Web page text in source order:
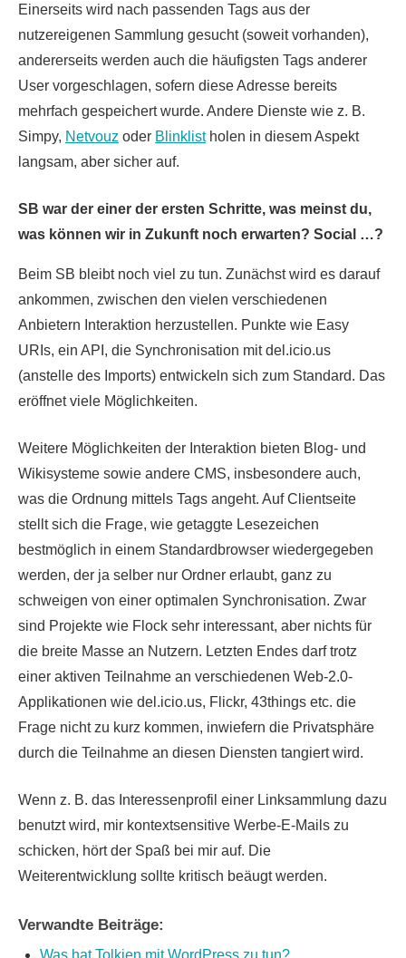
Einerseits wird nach passenden Tags aus der
nutzereigenen Sammlung gesucht (soweit vorhanden),
andererseits werden auch die häufigsten Tags anderer
User vorgeschlagen, sofern diese Adresse bereits
mehrfach gespeichert wurde. Andere Dienste wie z. B.
Simpy, Netvouz oder Blinklistholen in diesem Aspekt
langsam, aber sicher auf.
SB war der einer der ersten Schritte, was meinst du,
was können wir in Zukunft noch erwarten? Social …?
Beim SB bleibt noch viel zu tun. Zunächst wird es darauf
ankommen, zwischen den vielen verschiedenen
Anbietern Interaktion herzustellen. Punkte wie Easy
URIs, ein API, die Synchronisation mit del.icio.us
(anstelle des Imports) entwickeln sich zum Standard. Das
eröffnet viele Möglichkeiten.
Weitere Möglichkeiten der Interaktion bieten Blog- und
Wikisysteme sowie andere CMS, insbesondere auch,
was die Ordnung mittels Tags angeht. Auf Clientseite
stellt sich die Frage, wie getaggte Lesezeichen
bestmöglich in einem Standardbrowser wiedergegeben
werden, der ja selber nur Ordner erlaubt, ganz zu
schweigen von einer optimalen Synchronisation. Zwar
sind Projekte wie Flock sehr interessant, aber nichts für
die breite Masse an Nutzern. Letzten Endes darf trotz
einer aktiven Teilnahme an verschiedenen Web-2.0-
Applikationen wie del.icio.us, Flickr, 43things etc. die
Frage nicht zu kurz kommen, inwiefern die Privatsphäre
durch die Teilnahme an diesen Diensten tangiert wird.
Wenn z. B. das Interessenprofil einer Linksammlung dazu
benutzt wird, mir kontextsensitive Werbe-E-Mails zu
schicken, hört der Spaß bei mir auf. Die
Weiterentwicklung sollte kritisch beäugt werden.
Verwandte Beiträge:
Was hat Tolkien mit WordPress zu tun?